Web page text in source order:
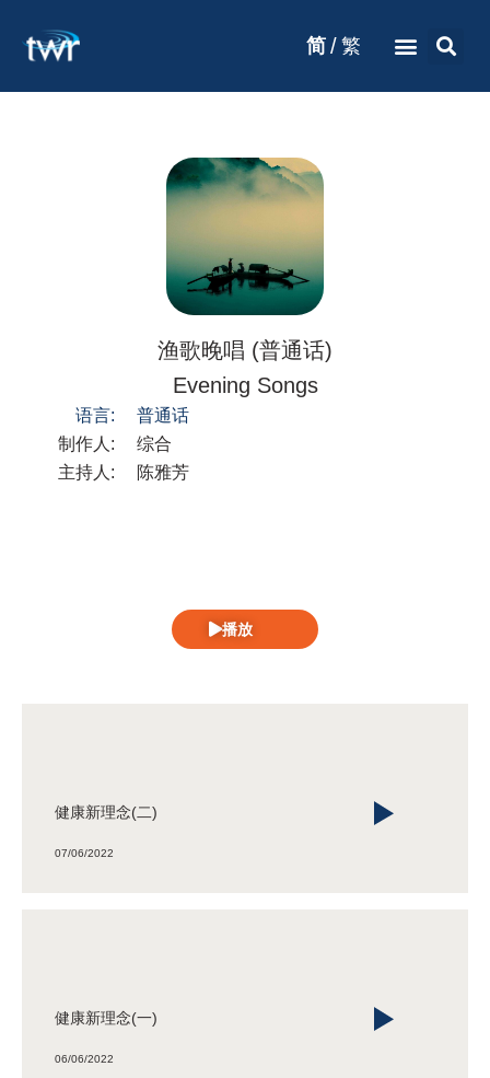
简 / 繁
渔歌晚唱 (普通话)
Evening Songs
语言:
普通话
制作人:
综合
主持人:
陈雅芳
播放
健康新理念(二)
07/06/2022
健康新理念(一)
06/06/2022